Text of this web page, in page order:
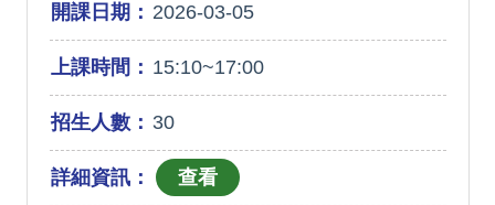
開課日期： 2026-03-05
上課時間： 15:10~17:00
招生人數： 30
詳細資訊：